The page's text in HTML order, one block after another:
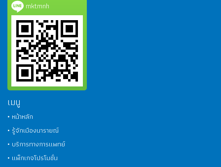
mktmnh
เมนู
• หน้าหลัก
• รู้จักเมืองนารายณ์
• บริการทางการแพทย์
• แพ็กเกจโปรโมชั่น